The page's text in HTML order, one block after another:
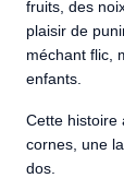
fruits, des
plaisir de
méchant flic,
enfants.
Cette histoire
cornes, une
dos.